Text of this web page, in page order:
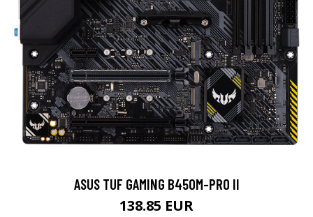
ASUS TUF GAMING B450M-PRO II
138.85 EUR